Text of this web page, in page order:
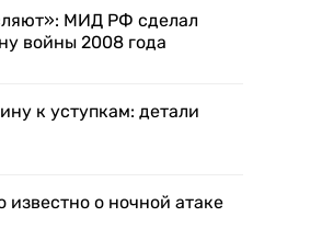
МИД РФ сделал
войны 2008 года
к уступкам: детали
известно о ночной атаке